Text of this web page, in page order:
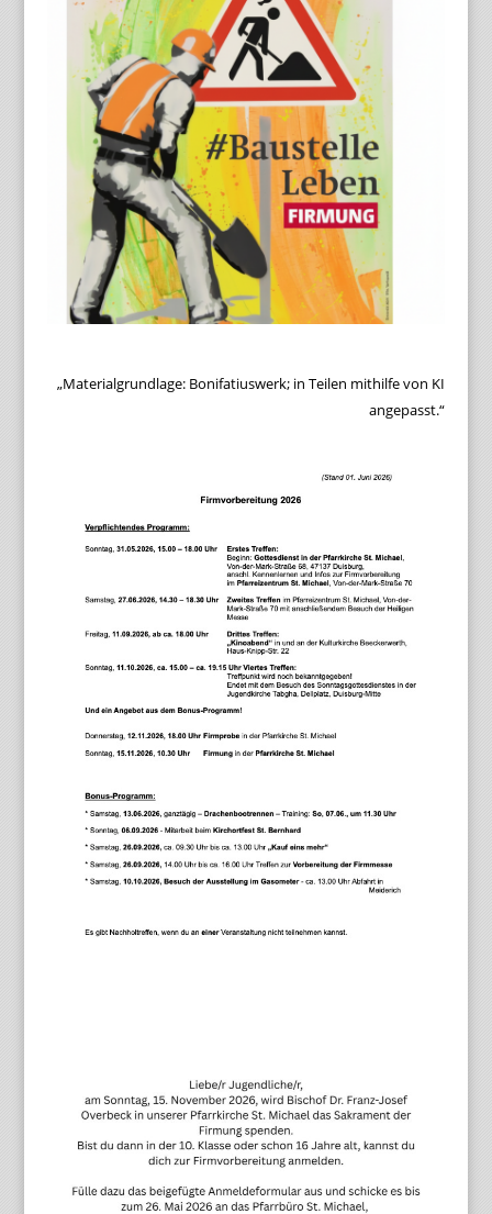
„Materialgrundlage: Bonifatiuswerk; in Teilen mithilfe von KI
angepasst.“